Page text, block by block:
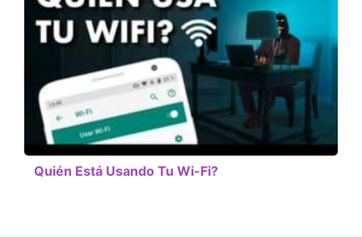
Quién Está Usando Tu Wi-Fi?